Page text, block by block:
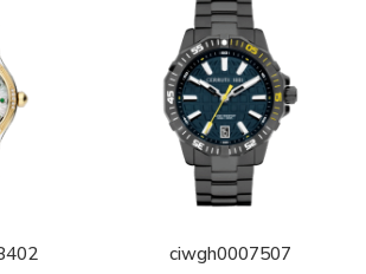
ciwgh0007507